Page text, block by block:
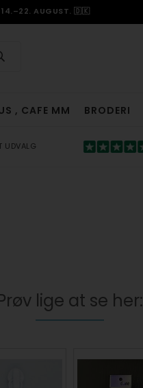
14.–22. AUGUST. 🇩🇰
, CAFE MM BRODERI
UDVALG
lige at se her: